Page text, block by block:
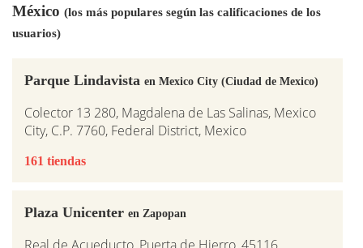
México (los más populares según las calificaciones de los
usuarios)
Parque Lindavista en Mexico City (Ciudad de Mexico)
Colector 13 280, Magdalena de Las Salinas, Mexico
City, C.P. 7760, Federal District, Mexico
161 tiendas
Plaza Unicenter en Zapopan